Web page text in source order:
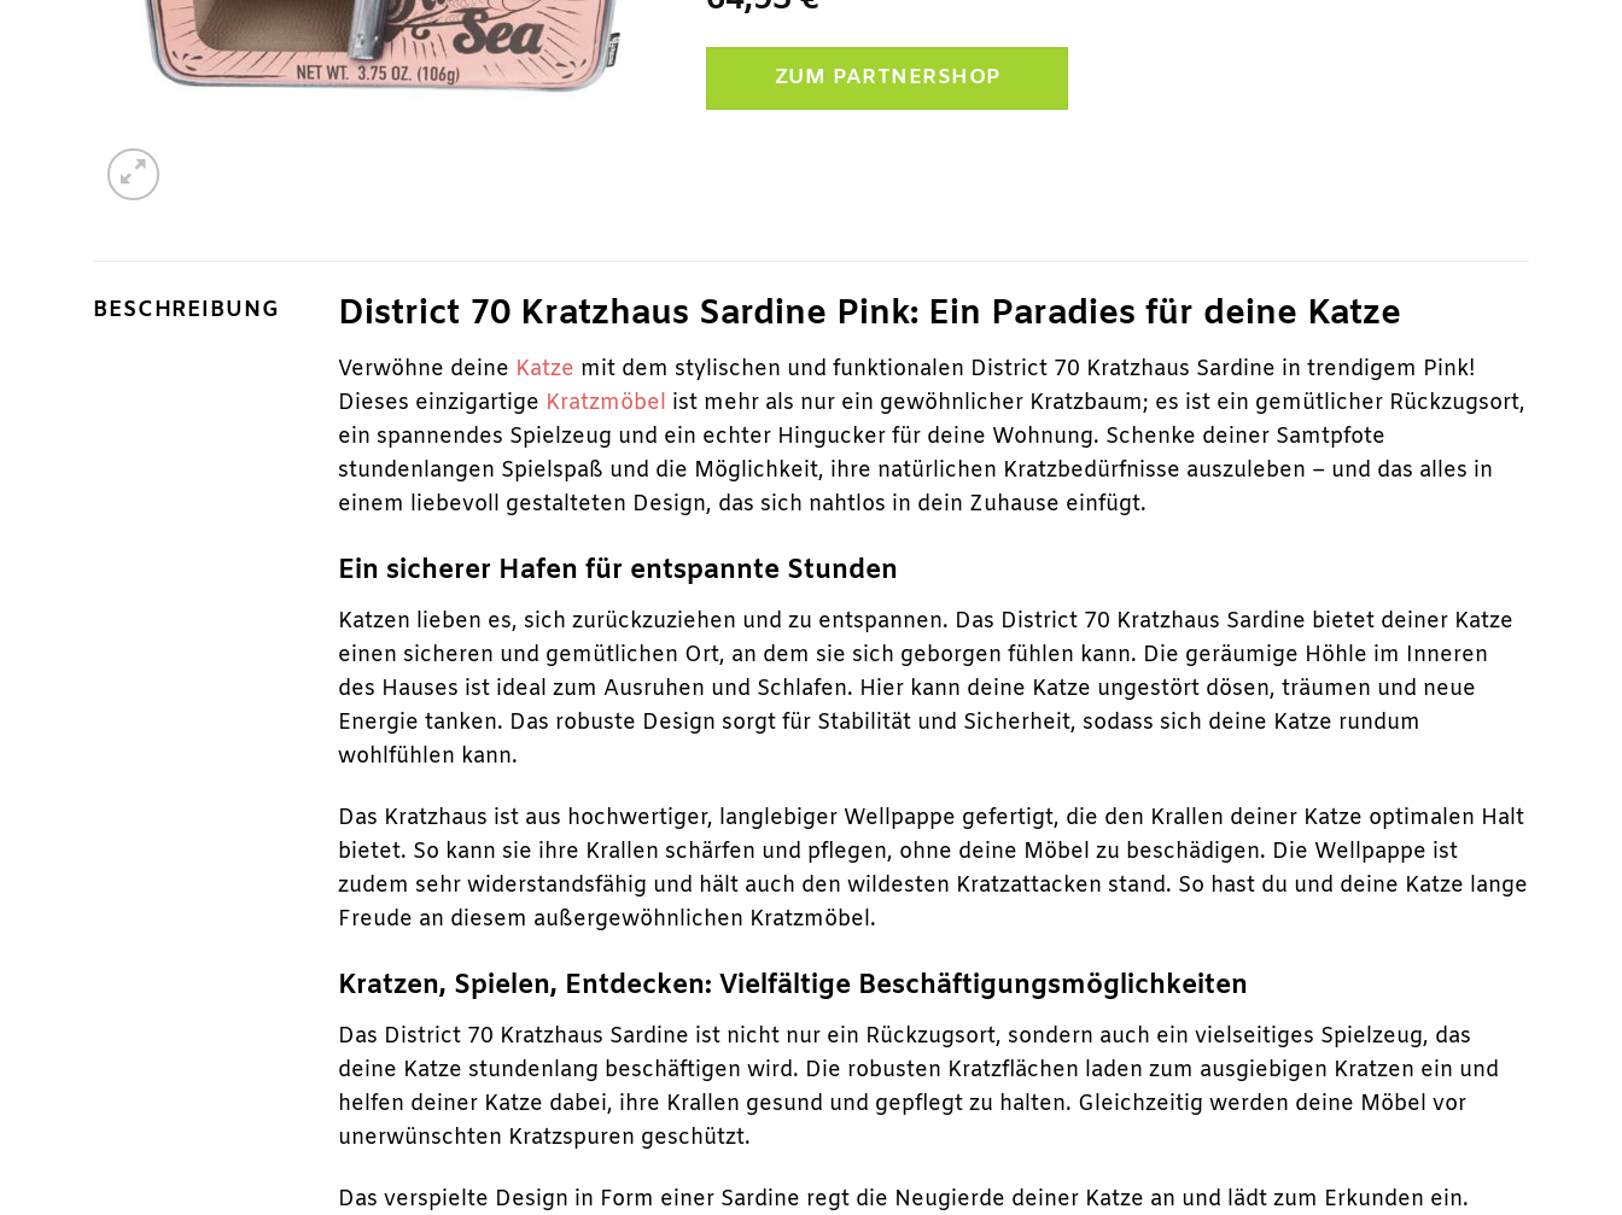
ZUM PARTNERSHOP
BESCHREIBUNG District 70 Kratzhaus Sardine Pink: Ein Paradies für deine Katze
Verwöhne deine Katze mit dem stylischen und funktionalen District 70 Kratzhaus Sardine in trendigem Pink!
Dieses einzigartige Kratzmöbel ist mehr als nur ein gewöhnlicher Kratzbaum; es ist ein gemütlicher Rückzugsort,
ein spannendes Spielzeug und ein echter Hingucker für deine Wohnung. Schenke deiner Samtpfote
stundenlangen Spielspaß und die Möglichkeit, ihre natürlichen Kratzbedürfnisse auszuleben – und das alles in
einem liebevoll gestalteten Design, das sich nahtlos in dein Zuhause einfügt.
Ein sicherer Hafen für entspannte Stunden
Katzen lieben es, sich zurückzuziehen und zu entspannen. Das District 70 Kratzhaus Sardine bietet deiner Katze
einen sicheren und gemütlichen Ort, an dem sie sich geborgen fühlen kann. Die geräumige Höhle im Inneren
des Hauses ist ideal zum Ausruhen und Schlafen. Hier kann deine Katze ungestört dösen, träumen und neue
Energie tanken. Das robuste Design sorgt für Stabilität und Sicherheit, sodass sich deine Katze rundum
wohlfühlen kann.
Das Kratzhaus ist aus hochwertiger, langlebiger Wellpappe gefertigt, die den Krallen deiner Katze optimalen Halt
bietet. So kann sie ihre Krallen schärfen und pflegen, ohne deine Möbel zu beschädigen. Die Wellpappe ist
zudem sehr widerstandsfähig und hält auch den wildesten Kratzattacken stand. So hast du und deine Katze lange
Freude an diesem außergewöhnlichen Kratzmöbel.
Kratzen, Spielen, Entdecken: Vielfältige Beschäftigungsmöglichkeiten
Das District 70 Kratzhaus Sardine ist nicht nur ein Rückzugsort, sondern auch ein vielseitiges Spielzeug, das
deine Katze stundenlang beschäftigen wird. Die robusten Kratzflächen laden zum ausgiebigen Kratzen ein und
helfen deiner Katze dabei, ihre Krallen gesund und gepflegt zu halten. Gleichzeitig werden deine Möbel vor
unerwünschten Kratzspuren geschützt.
Das verspielte Design in Form einer Sardine regt die Neugierde deiner Katze an und lädt zum Erkunden ein.